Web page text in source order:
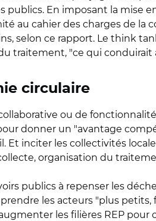
publics. En imposant la mise
au cahier des charges de la
selon ce rapport. Le think
traitement, "ce qui conduirait
circulaire
ou de
donner un "avantage
Et inciter les collectivités
organisation du
publics à repenser les
les acteurs "plus
les filières REP